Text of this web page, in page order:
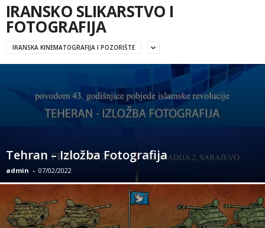
IRANSKO SLIKARSTVO I
FOTOGRAFIJA
IRANSKA KINEMATOGRAFIJA I POZORIŠTE
Tehran – Izložba Fotografija
admin - 07/02/2022